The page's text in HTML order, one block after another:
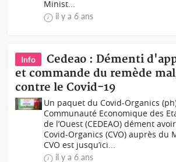
Minist...
il y a 6 ans
Info
Cedeao : Démenti
et commande du remède
contre le Covid-19
Un paquet du Covid-Organics
Communauté Economique des
de l’Ouest (CEDEAO) dément
Covid-Organics (CVO) auprès du
CVO est jusqu’ici...
il y a 6 ans